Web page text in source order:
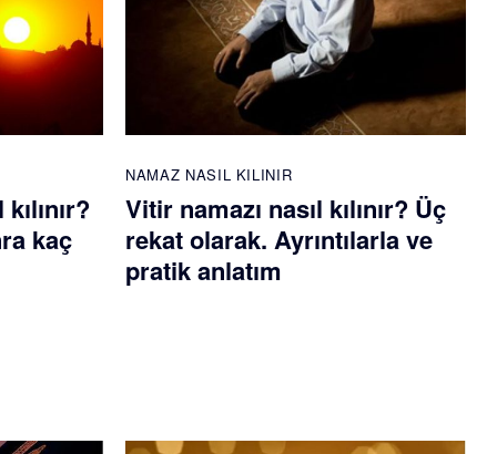
kaç
NAMAZ NASIL KILINIR
Vitir namazı nasıl kılınır? Üç
rekat olarak. Ayrıntılarla ve
pratik anlatım